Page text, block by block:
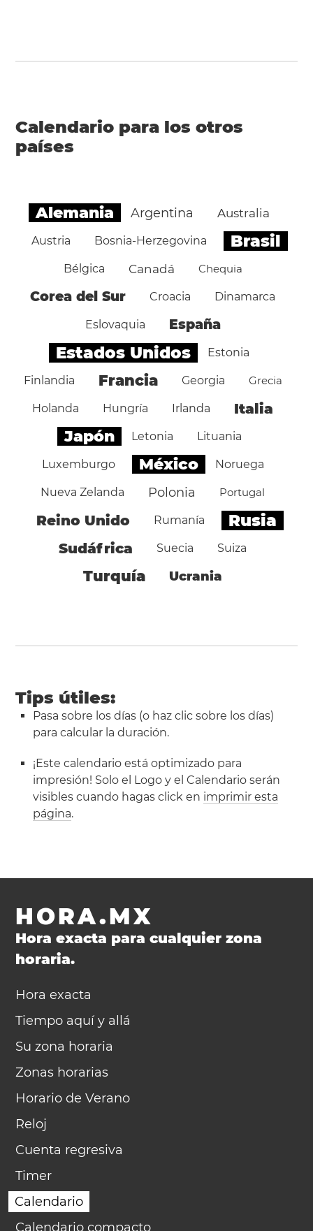
Calendario para los otros
países
Alemania Argentina Australia
Austria Bosnia-Herzegovina Brasil
Bélgica Canadá Chequia
Corea del Sur Croacia Dinamarca
Eslovaquia España
Estados Unidos Estonia
Finlandia Francia Georgia Grecia
Holanda Hungría Irlanda Italia
Japón Letonia Lituania
Luxemburgo México Noruega
Nueva Zelanda Polonia Portugal
Reino Unido Rumanía Rusia
Sudáfrica Suecia Suiza
Turquía Ucrania
Tips útiles:
Pasa sobre los días (o haz clic sobre los días)
para calcular la duración.
¡Este calendario está optimizado para
impresión! Solo el Logo y el Calendario serán
visibles cuando hagas click en imprimir esta
página.
HORA.MX
Hora exacta para cualquier zona
horaria.
Hora exacta
Tiempo aquí y allá
Su zona horaria
Zonas horarias
Horario de Verano
Reloj
Cuenta regresiva
Timer
Calendario
Calendario compacto